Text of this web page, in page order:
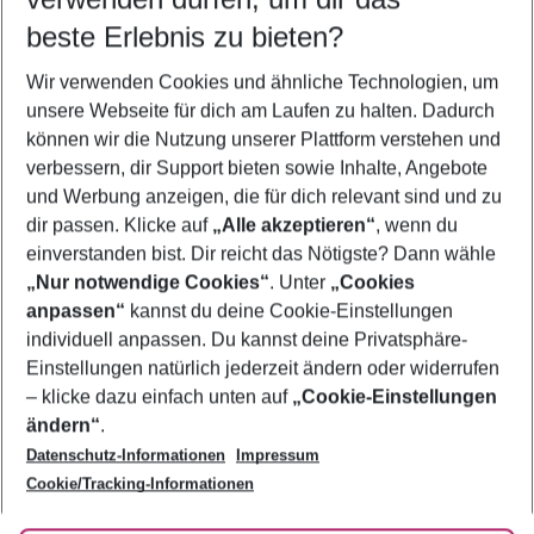
5-8 Nächte
2 Erwachsene Keine Kinder
Mehr Filter anzeigen
Footer
Footer navigation
Über uns
AGB
Bestpreisgarantie
Cookie-Einstellungen ändern
Cookie-Richtlinie
Agenturbetreuung
Barrierefreies Reisen
Folge uns
beste Erlebnis zu bieten?
Wir verwenden Cookies und ähnliche Technologien, um
unsere Webseite für dich am Laufen zu halten. Dadurch
können wir die Nutzung unserer Plattform verstehen und
verbessern, dir Support bieten sowie Inhalte, Angebote
und Werbung anzeigen, die für dich relevant sind und zu
dir passen. Klicke auf „Alle akzeptieren“, wenn du
einverstanden bist. Dir reicht das Nötigste? Dann wähle
„Nur notwendige Cookies“. Unter „Cookies
anpassen“ kannst du deine Cookie-Einstellungen
individuell anpassen. Du kannst deine Privatsphäre-
Einstellungen natürlich jederzeit ändern oder widerrufen
– klicke dazu einfach unten auf „Cookie-Einstellungen
ändern“.
Datenschutz-Informationen
Impressum
Cookie/Tracking-Informationen